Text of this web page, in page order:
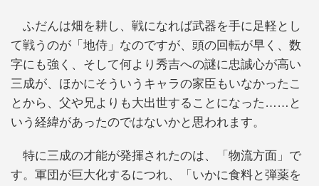
ふだんは畑を耕し、戦になれば武器を手に足軽とし
て戦うのが「地侍」なのですが、頭の回転が早く、数
字にも強く、そして何より秀吉への謎に忠誠心が高い
三成が、ほかにそういうキャラの家臣もいなかったこ
とから、父や兄よりも大出世することになった……と
いう経緯があったのではないかと思われます。
特に三成の才能が発揮されたのは、「物流方面」で
す。軍団が巨大化するにつれ、「いかに食料と弾薬を